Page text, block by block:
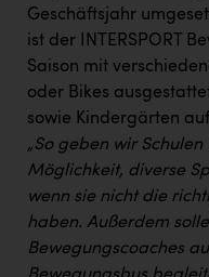
Geschäftsjahr
ist der INTERSPORT
Saison mit
oder Bikes
sowie Kindergärten
„So geben wir
Möglichkeit, diverse
wenn sie nicht die
haben. Außerdem
Bewegungscoaches